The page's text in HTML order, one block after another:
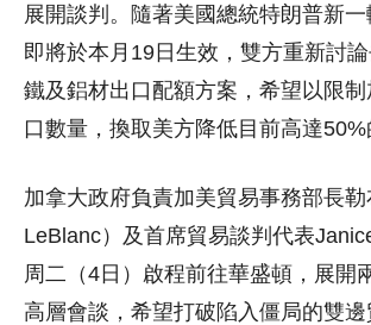
展開談判。隨著美國總統特朗普新
即將於本月19日生效，雙方重新討
鐵及鋁材出口配額方案，希望以限
口數量，換取美方降低目前高達50%
加拿大政府負責加美貿易事務部長
LeBlanc）及首席貿易談判代表
周二（4日）啟程前往華盛頓，展開
高層會談，希望打破陷入僵局的雙邊